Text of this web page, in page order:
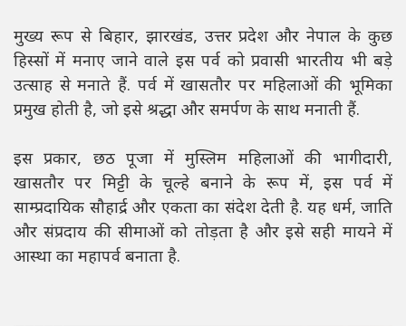
मुख्य रूप से बिहार, झारखंड, उत्तर प्रदेश और नेपाल के कुछ
हिस्सों में मनाए जाने वाले इस पर्व को प्रवासी भारतीय भी बड़े
उत्साह से मनाते हैं. पर्व में खासतौर पर महिलाओं की भूमिका
प्रमुख होती है, जो इसे श्रद्धा और समर्पण के साथ मनाती हैं.
इस प्रकार, छठ पूजा में मुस्लिम महिलाओं की भागीदारी,
खासतौर पर मिट्टी के चूल्हे बनाने के रूप में, इस पर्व में
साम्प्रदायिक सौहार्द्र और एकता का संदेश देती है. यह धर्म, जाति
और संप्रदाय की सीमाओं को तोड़ता है और इसे सही मायने में
आस्था का महापर्व बनाता है.